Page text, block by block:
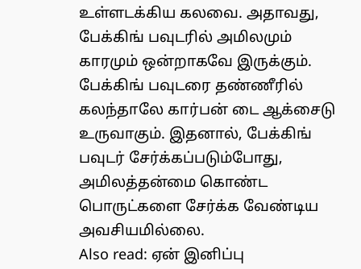
உள்ளடக்கிய கலவை. அதாவது,
பேக்கிங் பவுடரில் அமிலமும்
காரமும் ஒன்றாகவே இருக்கும்.
பேக்கிங் பவுடரை தண்ணீரில்
கலந்தாலே கார்பன் டை ஆக்சைடு
உருவாகும். இதனால், பேக்கிங்
பவுடர் சேர்க்கப்படும்போது,
அமிலத்தன்மை கொண்ட
பொருட்களை சேர்க்க வேண்டிய
அவசியமில்லை.
Also read: ஏன் இனிப்பு